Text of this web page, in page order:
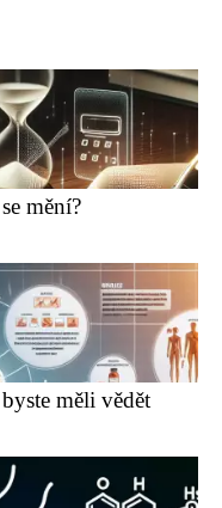
mění?
měli vědět